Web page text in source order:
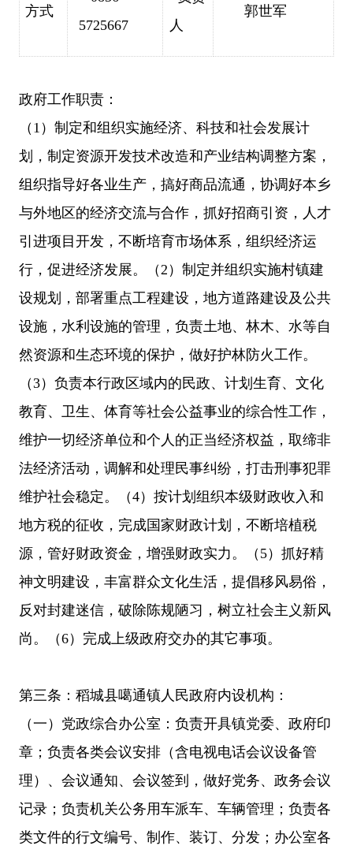
方式
5725667
人
郭世军
政府工作职责：
（ 1）制定和组织实施经济、科技和社会发展计
划，制定资源开发技术改造和产业结构调整方案，
组织指导好各业生产，搞好商品流通，协调好本乡
与外地区的经济交流与合作，抓好招商引资，人才
引进项目开发，不断培育市场体系，组织经济运
行，促进经济发展。（2）制定并组织实施村镇建
设规划，部署重点工程建设，地方道路建设及公共
设施，水利设施的管理，负责土地、林木、水等自
然资源和生态环境的保护，做好护林防火工作。
（3）负责本行政区域内的民政、计划生育、文化
教育、卫生、体育等社会公益事业的综合性工作，
维护一切经济单位和个人的正当经济权益，取缔非
法经济活动，调解和处理民事纠纷，打击刑事犯罪
维护社会稳定。（4）按计划组织本级财政收入和
地方税的征收，完成国家财政计划，不断培植税
源，管好财政资金，增强财政实力。（5）抓好精
神文明建设，丰富群众文化生活，提倡移风易俗，
反对封建迷信，破除陈规陋习，树立社会主义新风
尚。（6）完成上级政府交办的其它事项。
第三条：稻城县噶通镇 人民政府内设机构：
（一）党政综合办公室：负责开具镇党委、政府印
章；负责各类会议安排（含电视电话会议设备管
理）、会议通知、会议签到，做好党务、政务会议
记录；负责机关公务用车派车、车辆管理；负责各
类文件的行文编号、制作、装订、分发；办公室各